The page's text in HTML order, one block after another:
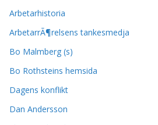
Arbetarhistoria
ArbetarrÃ¶relsens tankesmedja
Bo Malmberg (s)
Bo Rothsteins hemsida
Dagens konflikt
Dan Andersson